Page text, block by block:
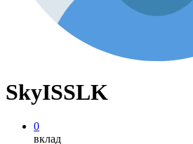
SkyISSLK
0
вклад